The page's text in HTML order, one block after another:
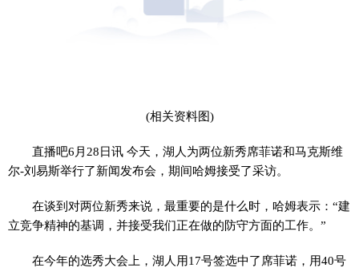
(相关资料图)
直播吧6月28日讯 今天，湖人为两位新秀席菲诺和马克斯维
尔-刘易斯举行了新闻发布会，期间哈姆接受了采访。
在谈到对两位新秀来说，最重要的是什么时，哈姆表示：“建
立竞争精神的基调，并接受我们正在做的防守方面的工作。”
在今年的选秀大会上，湖人用17号签选中了席菲诺，用40号